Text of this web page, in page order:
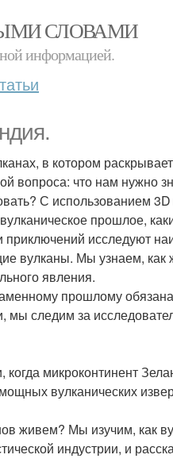
СЛОВАМИ
информацией.
в котором
вопроса: что нам нужно
С использованием
прошлое,
исследуют
вулканы. Мы узнаем, как
явления.
прошлому
следим за
микроконтинент
вулканических
живем? Мы изучим, как
индустрии, и